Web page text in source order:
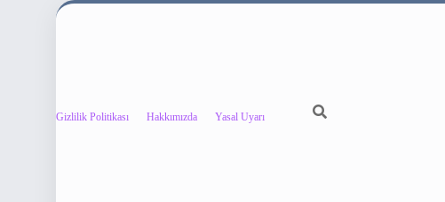
Gizlilik Politikası Hakkımızda Yasal Uyarı